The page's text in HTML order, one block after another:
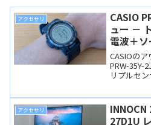
アクセサリ
CASIO
ュー －
電波＋
量アウ
CASIOのア
PRW-35Y-
リプルセ
計測に対
で手間い
ャンプなど
普段使い
アクセサリ
INNOCN
27D1U